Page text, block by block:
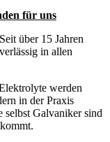
für uns
Seit über 15 Jahren
in allen
werden
in der Praxis
Galvaniker sind